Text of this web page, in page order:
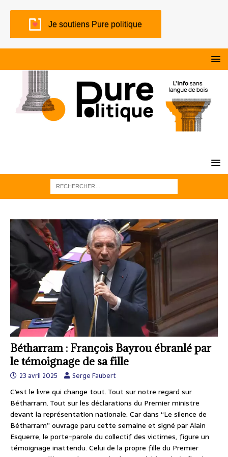
Je soutiens Pure politique
Bétharram : François Bayrou ébranlé par
le témoignage de sa fille
23 avril 2025 Serge Faubert
C’est le livre qui change tout. Tout sur notre regard sur
Bétharram. Tout sur les déclarations du Premier ministre
devant la représentation nationale. Car dans “Le silence de
Bétharram” ouvrage paru cette semaine et signé par Alain
Esquerre, le porte-parole du collectif des victimes, figure un
témoignage inattendu. Celui de la propre fille du Premier